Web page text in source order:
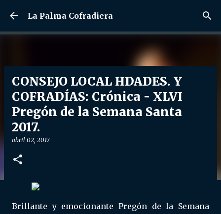
Ir al contenido principal
La Palma Cofradiera
CONSEJO LOCAL HDADES. Y
COFRADÍAS: Crónica - XLVI
Pregón de la Semana Santa
2017.
abril 02, 2017
Brillante y emocionante Pregón de la Semana